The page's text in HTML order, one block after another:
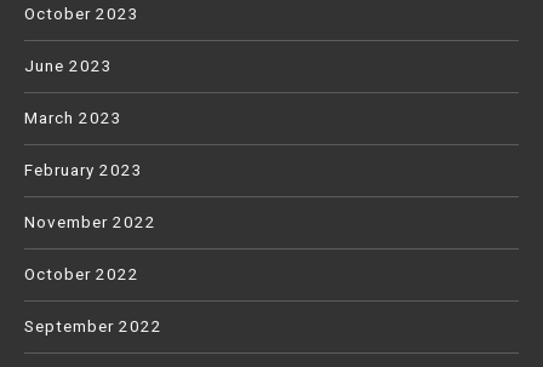
October 2023
June 2023
March 2023
February 2023
November 2022
October 2022
September 2022